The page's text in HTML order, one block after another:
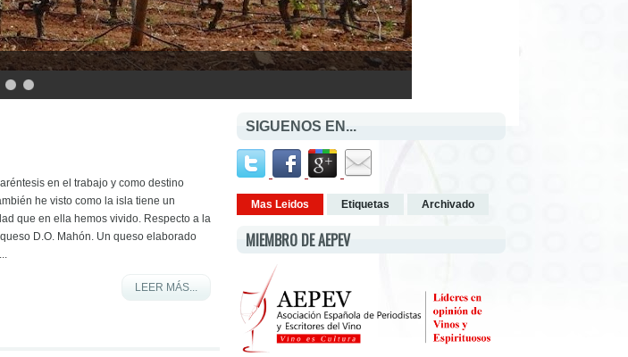
en el trabajo y como destino
he visto como la isla tiene un
que en ella hemos vivido. Respecto a la
D.O. Mahón. Un queso elaborado
LEER MÁS...
SIGUENOS EN...
Mas Leidos Etiquetas Archivado
MIEMBRO DE AEPEV